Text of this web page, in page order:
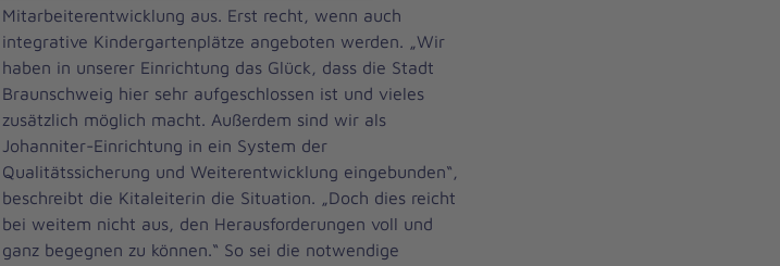
Mitarbeiterentwicklung aus. Erst recht, wenn auch
integrative Kindergartenplätze angeboten werden. „Wir
haben in unserer Einrichtung das Glück, dass die Stadt
Braunschweig hier sehr aufgeschlossen ist und vieles
zusätzlich möglich macht. Außerdem sind wir als
Johanniter-Einrichtung in ein System der
Qualitätssicherung und Weiterentwicklung eingebunden“,
beschreibt die Kitaleiterin die Situation. „Doch dies reicht
bei weitem nicht aus, den Herausforderungen voll und
ganz begegnen zu können.“ So sei die notwendige